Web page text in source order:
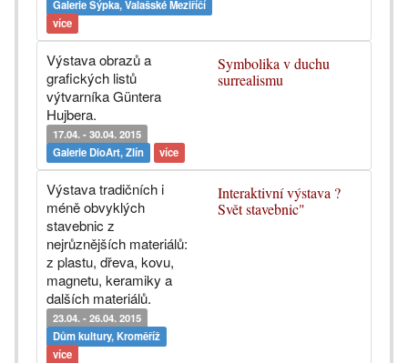
Galerie Sýpka, Valašské Meziříčí
více
Symbolika v duchu
surrealismu
Výstava obrazů a
grafických listů
výtvarníka Güntera
Hujbera.
17.04. - 30.04. 2015
Galerie DioArt, Zlín
více
Interaktivní výstava ?
Svět stavebnic"
Výstava tradičních i
méně obvyklých
stavebnic z
nejrůznějších materiálů:
z plastu, dřeva, kovu,
magnetu, keramiky a
dalších materiálů.
23.04. - 26.04. 2015
Dům kultury, Kroměříž
více